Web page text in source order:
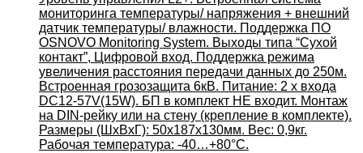
мониторинга температуры/ напряжения + внешний
датчик температуры/ влажности. Поддержка ПО
OSNOVO Monitoring System. Выходы типа “Сухой
контакт”, Цифровой вход. Поддержка режима
увеличения расстояния передачи данных до 250м.
Встроенная грозозащита 6кВ. Питание: 2 x входа
DC12-57V(15W). БП в комплект НЕ входит. Монтаж
на DIN-рейку или на стену (крепление в комплекте).
Размеры (ШхВхГ): 50х187х130мм. Вес: 0,9кг.
Рабочая температура: -40…+80°С.